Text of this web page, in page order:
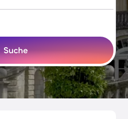
Suche